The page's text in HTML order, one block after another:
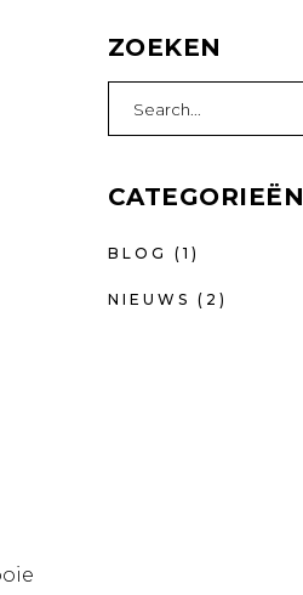
ZOEKEN
for:
CATEGORIEËN
BLOG (1)
NIEUWS (2)